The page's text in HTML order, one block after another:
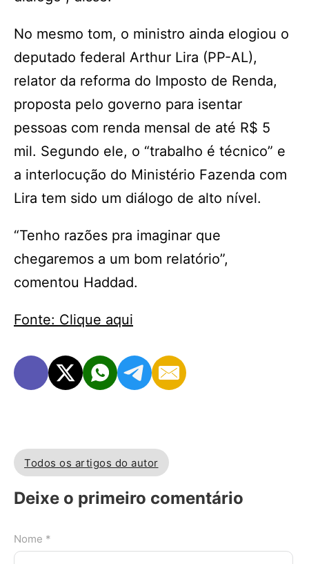
No mesmo tom, o ministro ainda elogiou o
deputado federal Arthur Lira (PP-AL),
relator da reforma do Imposto de Renda,
proposta pelo governo para isentar
pessoas com renda mensal de até R$ 5
mil. Segundo ele, o “trabalho é técnico” e
a interlocução do Ministério Fazenda com
Lira tem sido um diálogo de alto nível.
“Tenho razões pra imaginar que
chegaremos a um bom relatório”,
comentou Haddad.
Fonte: Clique aqui
Todos os artigos do autor
Deixe o primeiro comentário
Nome *